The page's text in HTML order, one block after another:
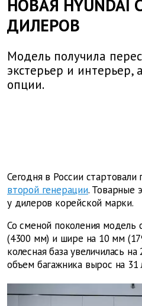
НОВАЯ HYUNDAI
ДИЛЕРОВ
Модель получила
экстерьер и интерьер,
опции.
Сегодня в России
второй генерации. Товарные
у дилеров корейской марки.
Со сменой поколения модель
(4300 мм) и шире на 10 мм
колесная база увеличилась
объем багажника вырос на 31